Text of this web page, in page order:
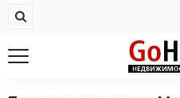
Недвижимость в Малых